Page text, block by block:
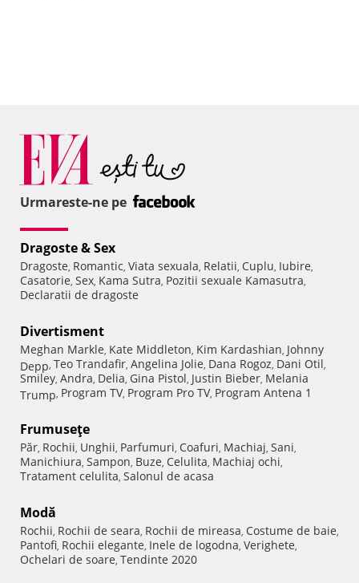
Urmareste-ne pe
Dragoste & Sex
Dragoste, Romantic, Viata sexuala, Relatii, Cuplu, Iubire,
Casatorie, Sex, Kama Sutra, Pozitii sexuale Kamasutra,
Declaratii de dragoste
Divertisment
Meghan Markle, Kate Middleton, Kim Kardashian, Johnny
Depp, Teo Trandafir, Angelina Jolie, Dana Rogoz, Dani Otil,
Smiley, Andra, Delia, Gina Pistol, Justin Bieber, Melania
Trump, Program TV, Program Pro TV, Program Antena 1
Frumuseţe
Păr, Rochii, Unghii, Parfumuri, Coafuri, Machiaj, Sani,
Manichiura, Sampon, Buze, Celulita, Machiaj ochi,
Tratament celulita, Salonul de acasa
Modă
Rochii, Rochii de seara, Rochii de mireasa, Costume de baie,
Pantofi, Rochii elegante, Inele de logodna, Verighete,
Ochelari de soare, Tendinte 2020